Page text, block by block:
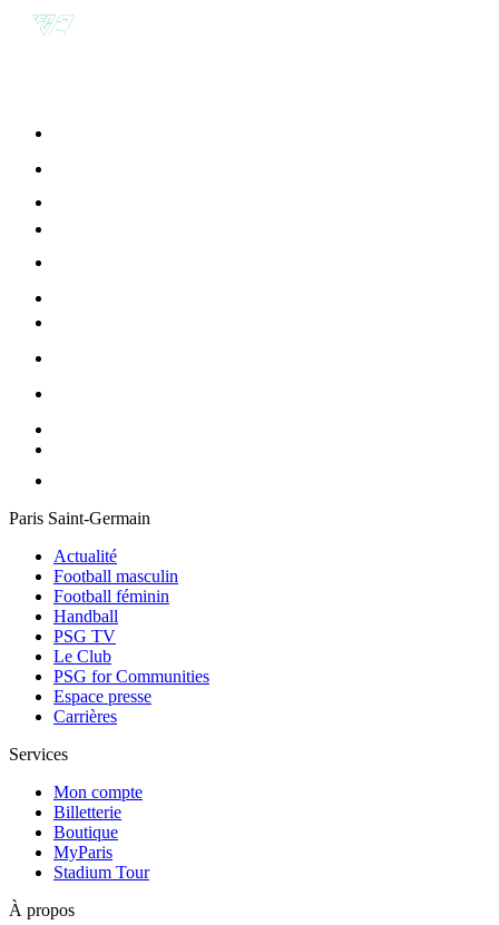
Paris Saint-Germain
Actualité
Football masculin
Football féminin
Handball
PSG TV
Le Club
PSG for Communities
Espace presse
Carrières
Services
Mon compte
Billetterie
Boutique
MyParis
Stadium Tour
À propos